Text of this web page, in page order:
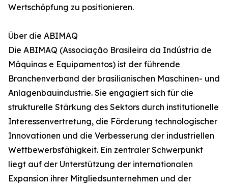
Wertschöpfung zu positionieren.
Über die ABIMAQ
Die ABIMAQ (Associação Brasileira da Indústria de
Máquinas e Equipamentos) ist der führende
Branchenverband der brasilianischen Maschinen- und
Anlagenbauindustrie. Sie engagiert sich für die
strukturelle Stärkung des Sektors durch institutionelle
Interessenvertretung, die Förderung technologischer
Innovationen und die Verbesserung der industriellen
Wettbewerbsfähigkeit. Ein zentraler Schwerpunkt
liegt auf der Unterstützung der internationalen
Expansion ihrer Mitgliedsunternehmen und der